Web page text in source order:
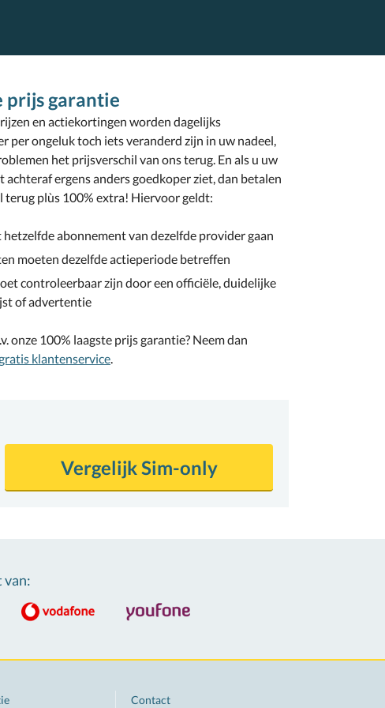
prijs garantie
en actiekortingen worden dagelijks
per ongeluk toch iets veranderd zijn in uw nadeel,
het prijsverschil van ons terug. En als u uw
achteraf ergens anders goedkoper ziet, dan betalen
terug plùs 100% extra! Hiervoor geldt:
abonnement van dezelfde provider gaan
moeten dezelfde actieperiode betreffen
controleerbaar zijn door een officiële, duidelijke
of advertentie
onze 100% laagste prijs garantie? Neem dan
klantenservice.
Vergelijk Sim-only
van:
Contact